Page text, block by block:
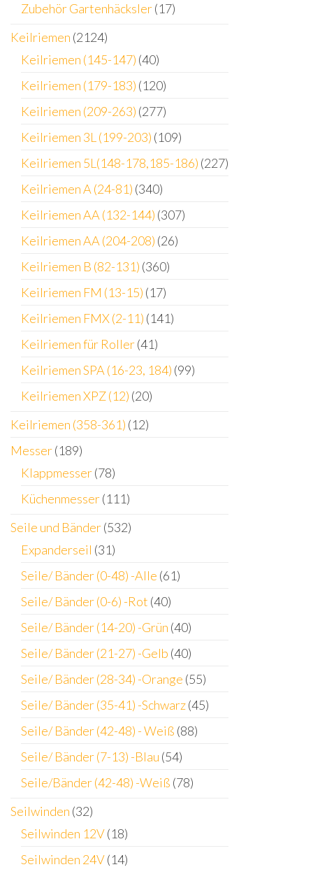
Zubehör Gartenhäcksler(17)
Keilriemen (2124)
Keilriemen (145-147) (40)
Keilriemen (179-183) (120)
Keilriemen (209-263) (277)
Keilriemen 3L (199-203) (109)
Keilriemen 5L(148-178,185-186) (227)
Keilriemen A (24-81) (340)
Keilriemen AA (132-144) (307)
Keilriemen AA (204-208) (26)
Keilriemen B (82-131) (360)
Keilriemen FM (13-15) (17)
Keilriemen FMX (2-11) (141)
Keilriemen für Roller(41)
Keilriemen SPA (16-23, 184) (99)
Keilriemen XPZ (12) (20)
Keilriemen (358-361) (12)
Messer(189)
Klappmesser(78)
Küchenmesser(111)
Seile und Bänder(532)
Expanderseil (31)
Seile/ Bänder (0-48) -Alle (61)
Seile/ Bänder (0-6) -Rot (40)
Seile/ Bänder (14-20) -Grün (40)
Seile/ Bänder (21-27) -Gelb (40)
Seile/ Bänder (28-34) -Orange (55)
Seile/ Bänder (35-41) -Schwarz(45)
Seile/ Bänder (42-48) - Weiß (88)
Seile/ Bänder (7-13) -Blau (54)
Seile/Bänder (42-48) -Weiß (78)
Seilwinden (32)
Seilwinden 12V(18)
Seilwinden 24V(14)